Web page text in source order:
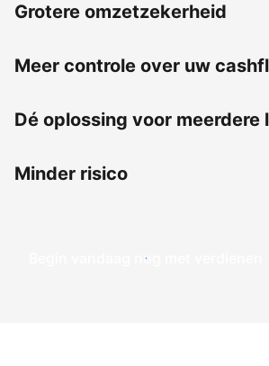
Grotere omzetzekerheid
Meer controle over uw
Dé oplossing voor meerdere
Minder risico
Begin vandaag nog met verdienen